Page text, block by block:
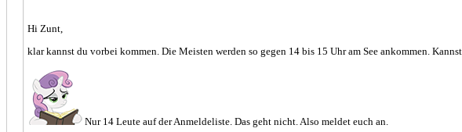
Hi Zunt,
klar kannst du vorbei kommen. Die Meisten werden so gegen 14 bis 15 Uhr am See ankommen.
Nur 14 Leute auf der Anmeldeliste. Das geht nicht. Also meldet euch an.